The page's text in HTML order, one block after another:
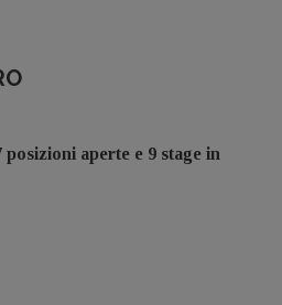
aperte e 9 stage in